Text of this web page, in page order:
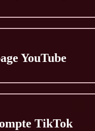
YouTube
TikTok